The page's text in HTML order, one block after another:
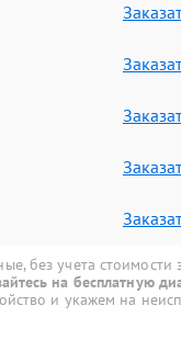
без учета стоимости
на бесплатную
и укажем на